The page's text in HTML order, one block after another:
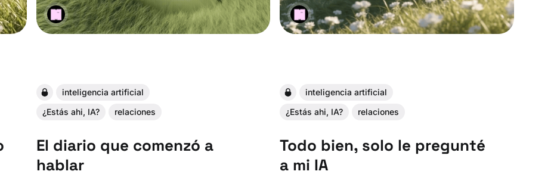
inteligencia artificial
¿Estás ahi, IA?
relaciones
El diario que comenzó a
hablar
inteligencia artificial
¿Estás ahi, IA?
relaciones
Todo bien, solo le pregunté
a mi IA